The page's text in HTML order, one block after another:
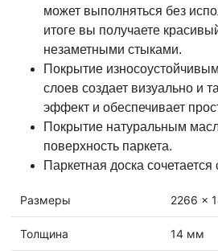
может выполняться без
итоге вы получаете
незаметными стыками.
Покрытие
слоев создает визуально и
эффект и обеспечивает
Покрытие натуральным
поверхность паркета.
Паркетная доска
Размеры 2266 x
Толщина 14 мм